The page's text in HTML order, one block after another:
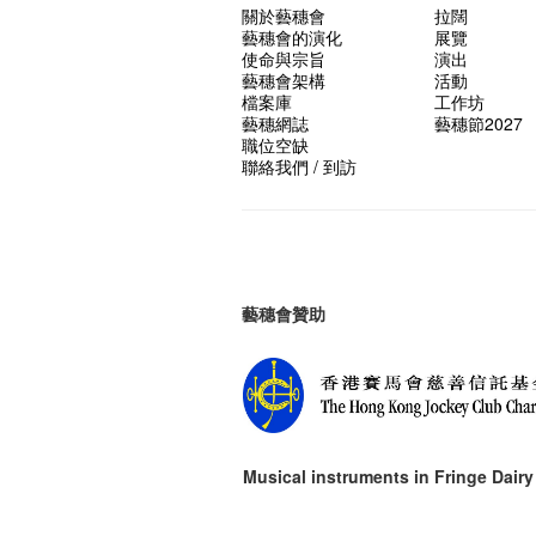
關於藝穗會
藝穗會的演化
使命與宗旨
藝穗會架構
檔案庫
藝穗網誌
職位空缺
聯絡我們 / 到訪
拉闊
展覽
演出
活動
工作坊
藝穗節2027
藝穗會贊助
Musical instruments in Fringe Dairy